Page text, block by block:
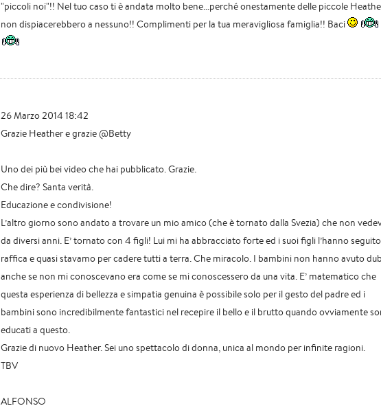
"piccoli noi"!! Nel tuo caso ti è andata molto bene...perché onestamente delle piccole
non dispiacerebbero a nessuno!! Complimenti per la tua meravigliosa famiglia!! Baci
26 Marzo 2014 18:42
Grazie Heather e grazie @Betty
Uno dei più bei video che hai pubblicato. Grazie.
Che dire? Santa verità.
Educazione e condivisione!
L’altro giorno sono andato a trovare un mio amico (che è tornato dalla Svezia) che non
da diversi anni. E’ tornato con 4 figli! Lui mi ha abbracciato forte ed i suoi figli l’hanno
raffica e quasi stavamo per cadere tutti a terra. Che miracolo. I bambini non hanno avuto
anche se non mi conoscevano era come se mi conoscessero da una vita. E’ matematico che
questa esperienza di bellezza e simpatia genuina è possibile solo per il gesto del padre ed i
bambini sono incredibilmente fantastici nel recepire il bello e il brutto quando ovviamente
educati a questo.
Grazie di nuovo Heather. Sei uno spettacolo di donna, unica al mondo per infinite ragioni.
TBV
ALFONSO